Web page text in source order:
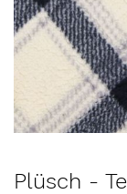
Zum
Anfang
Plüsch -